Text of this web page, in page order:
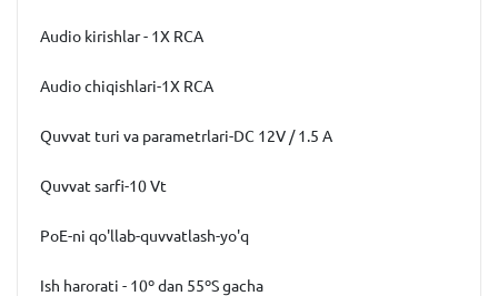
Audio kirishlar - 1X RCA
Audio chiqishlari-1X RCA
Quvvat turi va parametrlari-DC 12V / 1.5 A
Quvvat sarfi-10 Vt
PoE-ni qo'llab-quvvatlash-yo'q
Ish harorati - 10º dan 55ºS gacha